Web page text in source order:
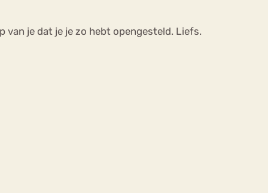
van je dat je je zo hebt opengesteld. Liefs.